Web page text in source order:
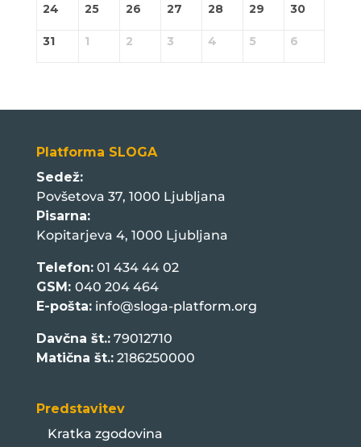
24 25 26 27 28 29 30
31 1 2 3 4 5 6
Platforma SLOGA
Sedež:
Povšetova 37, 1000 Ljubljana
Pisarna:
Kopitarjeva 4, 1000 Ljubljana
Telefon:01 434 44 02
GSM: 040 204 464
E-pošta: info@sloga-platform.org
Davčna št.:79012710
Matična št.:2186250000
Predstavitev
Kratka zgodovina